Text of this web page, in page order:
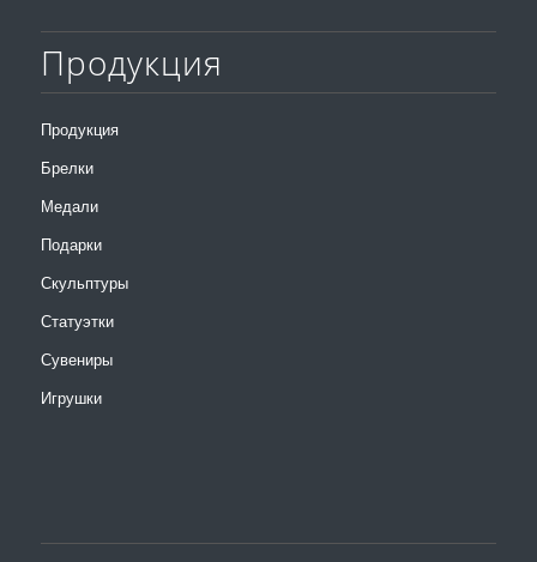
Продукция
Продукция
Брелки
Медали
Подарки
Скульптуры
Статуэтки
Сувениры
Игрушки